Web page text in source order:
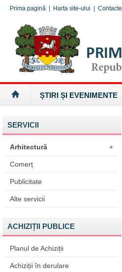
Prima pagină Harta site-ului Contacte
ȘTIRI ȘI EVENIMENTE
SERVICII
Arhitectură +
Comerț
Publicitate
Alte servicii
ACHIZIȚII PUBLICE
Planul de Achiziții
Achiziții în derulare